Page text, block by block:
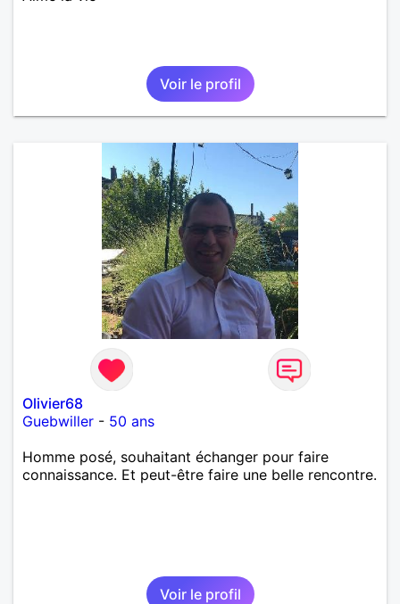
Voir le profil
Olivier68
Guebwiller - 50 ans
Homme posé, souhaitant échanger pour faire
connaissance. Et peut-être faire une belle rencontre.
Voir le profil